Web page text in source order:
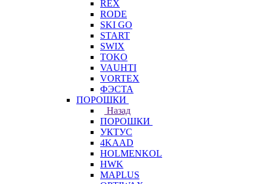
REX
RODE
SKI GO
START
SWIX
TOKO
VAUHTI
VORTEX
ФЭСТА
ПОРОШКИ
Назад
ПОРОШКИ
УКТУС
4KAAD
HOLMENKOL
HWK
MAPLUS